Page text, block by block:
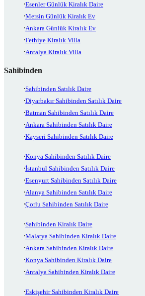
Esenler Günlük Kiralık Daire
Mersin Günlük Kiralık Ev
Ankara Günlük Kiralık Ev
Fethiye Kiralık Villa
Antalya Kiralık Villa
Sahibinden
Sahibinden Satılık Daire
Diyarbakır Sahibinden Satılık Daire
Batman Sahibinden Satılık Daire
Ankara Sahibinden Satılık Daire
Kayseri Sahibinden Satılık Daire
Konya Sahibinden Satılık Daire
İstanbul Sahibinden Satılık Daire
Esenyurt Sahibinden Satılık Daire
Alanya Sahibinden Satılık Daire
Çorlu Sahibinden Satılık Daire
Sahibinden Kiralık Daire
Malatya Sahibinden Kiralık Daire
Ankara Sahibinden Kiralık Daire
Konya Sahibinden Kiralık Daire
Antalya Sahibinden Kiralık Daire
Eskişehir Sahibinden Kiralık Daire